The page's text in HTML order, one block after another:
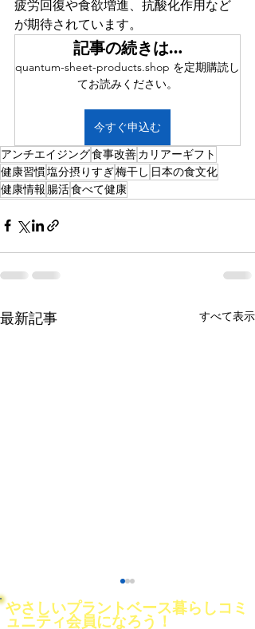
疲労回復や食欲増進、抗酸化作用など
が期待されています。
記事の続きは…
quantum-sheet-products.shop を定期購読し
てお読みください。
今すぐ申込む
アンチエイジング食事改善カリアーギフト
健康習慣塩分摂りすぎ梅干し 日本の食文化
健康情報 腸活食べて健康
最新記事 すべて表示
やさしいプラントベース暮らしコミ
ュニティ会員になろう！